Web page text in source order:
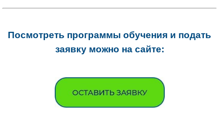
Посмотреть программы обучения и подать
заявку можно на сайте: